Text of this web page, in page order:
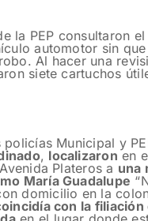
la PEP consultaron
automotor sin
Al hacer una
siete cartuchos
Municipal y
, localizaron en
Plateros a una
María Guadalupe
domicilio en la
oincidía con la filiación